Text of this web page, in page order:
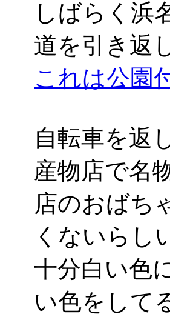
しばらく浜
道を引き返
これは公園
自転車を返
産物店で名
店のおばち
くないらし
十分白い色
い色をして